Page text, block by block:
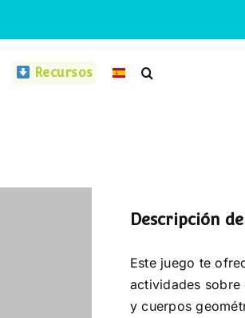
Recursos
Descripción
Este juego te
actividades
y cuerpos